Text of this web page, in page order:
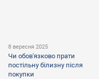
8 вересня 2025
Чи обов'язково прати
постільну білизну після
покупки